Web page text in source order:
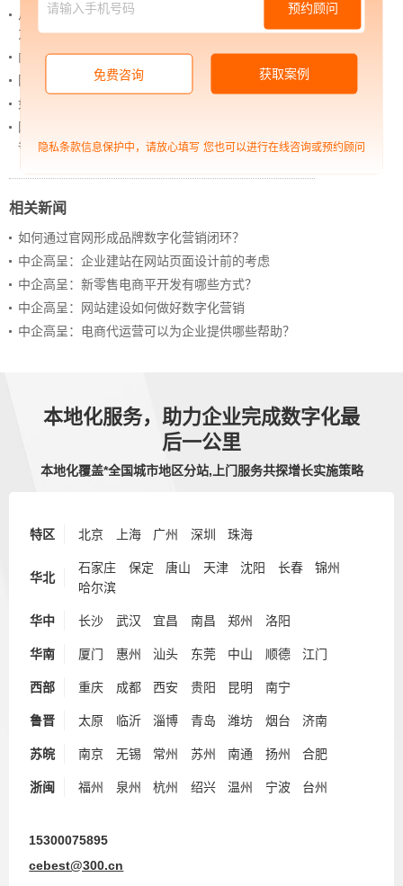
从 “黑神话：悟空” 的成功，看企业网站如何撬动品牌
力量
内容管理：媒体资讯网站搭建的隐藏大BOSS
网站进化的终极形态，你了解吗？
如何借助设计服务打造超级品牌？
网站上线后，如何做好运营工作，让网站持续具备竞
争力？
相关新闻
如何通过官网形成品牌数字化营销闭环？
中企高呈：企业建站在网站页面设计前的考虑
中企高呈：新零售电商平开发有哪些方式？
中企高呈：网站建设如何做好数字化营销
中企高呈：电商代运营可以为企业提供哪些帮助？
本地化服务，助力企业完成数字化最
后一公里
本地化覆盖*全国城市地区分站,上门服务共探增长实施策略
特区 北京 上海 广州 深圳 珠海
华北
石家庄 保定 唐山 天津 沈阳 长春
锦州
哈尔滨
华中 长沙 武汉 宜昌 南昌 郑州 洛阳
华南 厦门 惠州 汕头 东莞 中山 顺德 江门
西部 重庆 成都 西安 贵阳 昆明 南宁
鲁晋 太原 临沂 淄博 青岛 潍坊 烟台 济南
苏皖 南京 无锡 常州 苏州 南通 扬州 合肥
浙闽 福州 泉州 杭州 绍兴 温州 宁波 台州
15300075895
cebest@300.cn
预约顾问
免费咨询 获取案例
隐私条款信息保护中，请放心填写 您也可以进行在线咨询或预约顾问